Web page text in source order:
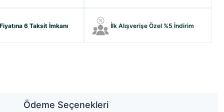
6 Taksit İmkanı İlk Alışverişe Özel %5 İndirim
Ödeme Seçenekleri